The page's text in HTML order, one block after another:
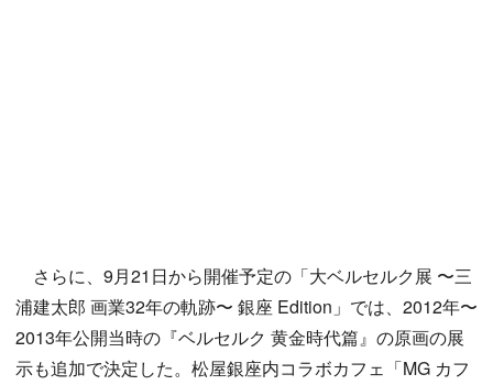
さらに、9月21日から開催予定の「大ベルセルク展 〜三
浦建太郎 画業32年の軌跡〜 銀座 Edition」では、2012年〜
2013年公開当時の『ベルセルク 黄金時代篇』の原画の展
示も追加で決定した。松屋銀座内コラボカフェ「MG カフ